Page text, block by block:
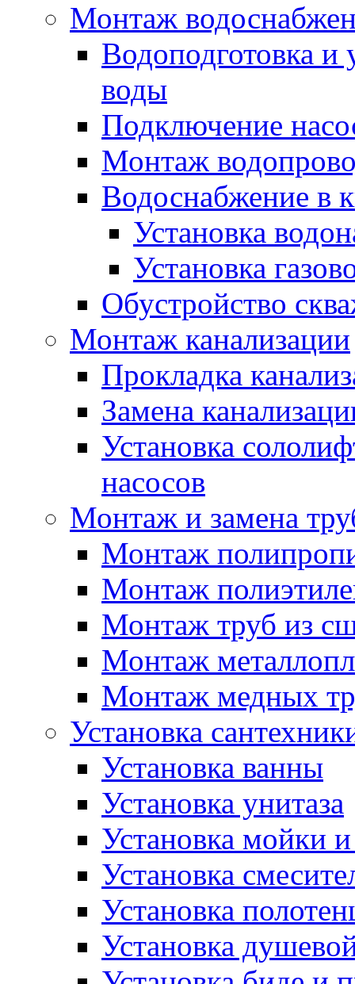
Монтаж
Водоподготовка и
воды
Подключение
Монтаж
Водоснабжение в
Установка
Установка
Обустройство
Монтаж канализации
Прокладка
Замена
Установка
насосов
Монтаж и замена
Монтаж
Монтаж
Монтаж труб из
Монтаж
Монтаж медных
Установка
Установка ванны
Установка унитаза
Установка мойки
Установка
Установка
Установка